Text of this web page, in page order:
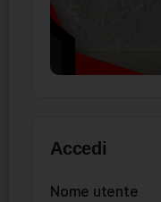
Accedi
Nome utente